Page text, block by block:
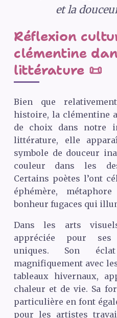
et la
Réflexion
clémentine
littérature 📜
Bien que
histoire, la clémentine
de choix dans notre
littérature, elle
symbole de douceur
couleur dans les
Certains poètes l’ont
éphémère,
bonheur fugaces qui
Dans les arts
appréciée pour ses
uniques. Son
magnifiquement avec
tableaux hivernaux,
chaleur et de vie. Sa
particulière en font
pour les artistes